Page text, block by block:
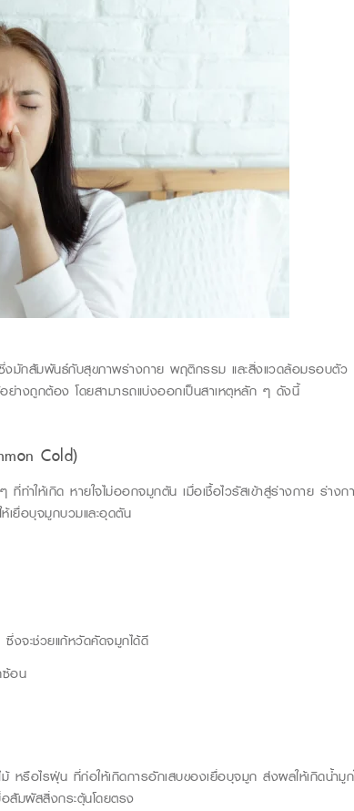
ซึ่งมักสัมพันธ์กับสุขภาพร่างกาย พฤติกรรม และสิ่งแวดล้อมรอบตัว
อย่างถูกต้อง โดยสามารถแบ่งออกเป็นสาเหตุหลัก ๆ ดังนี้
Cold)
ที่ทำให้เกิด หายใจไม่ออกจมูกตัน เมื่อเชื้อไวรัสเข้าสู่ร่างกาย ร่างก
เยื่อบุจมูกบวมและอุดตัน
งจะช่วยแก้หวัดคัดจมูกได้ดี
ซ้อน
รือไรฝุ่น ที่ก่อให้เกิดการอักเสบของเยื่อบุจมูก ส่งผลให้เกิดน้ำมู
อสัมผัสสิ่งกระตุ้นโดยตรง